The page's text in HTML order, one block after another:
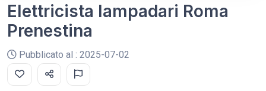
Elettricista lampadari Roma
Prenestina
Pubblicato al : 2025-07-02